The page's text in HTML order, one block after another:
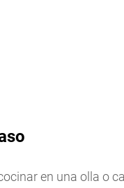
en una olla o